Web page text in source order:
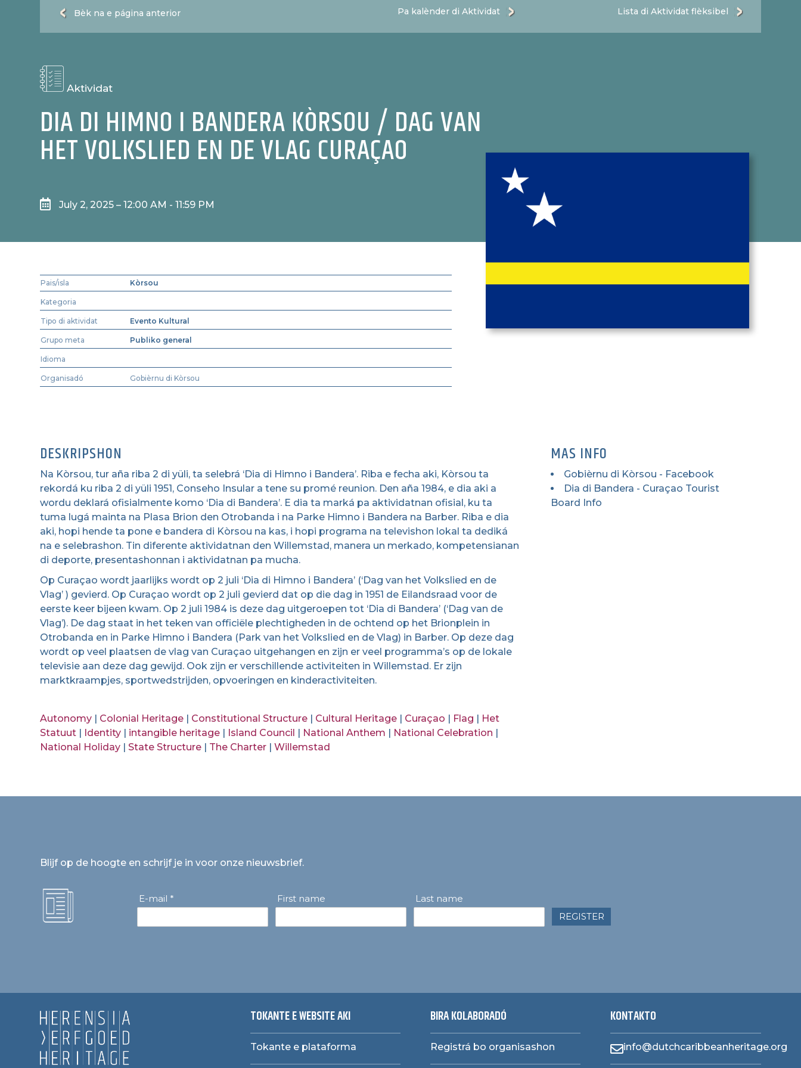
Bèk na e página anterior Pa kalènder di Aktividat Lista di Aktividat flèksibel
Aktividat
DIA DI HIMNO I BANDERA KÒRSOU / DAG VAN
HET VOLKSLIED EN DE VLAG CURAÇAO
 July 2, 2025 – 12:00 AM - 11:59 PM
Pais/isla Kòrsou
Kategoria
Tipo di aktividat Evento Kultural
Grupo meta Publiko general
Idioma
Organisadó Gobièrnu di Kòrsou
DESKRIPSHON
Na Kòrsou, tur aña riba 2 di yüli, ta selebrá ‘Dia di Himno i Bandera’. Riba e fecha aki, Kòrsou ta
rekordá ku riba 2 di yüli 1951, Conseho Insular a tene su promé reunion. Den aña 1984, e dia aki a
wordu deklará ofisialmente komo ‘Dia di Bandera’. E dia ta marká pa aktividatnan ofisial, ku ta
tuma lugá mainta na Plasa Brion den Otrobanda i na Parke Himno i Bandera na Barber. Riba e dia
aki, hopi hende ta pone e bandera di Kòrsou na kas, i hopi programa na televishon lokal ta dediká
na e selebrashon. Tin diferente aktividatnan den Willemstad, manera un merkado, kompetensianan
di deporte, presentashonnan i aktividatnan pa mucha.
Op Curaçao wordt jaarlijks wordt op 2 juli ‘Dia di Himno i Bandera’ (‘Dag van het Volkslied en de
Vlag’ ) gevierd. Op Curaçao wordt op 2 juli gevierd dat op die dag in 1951 de Eilandsraad voor de
eerste keer bijeen kwam. Op 2 juli 1984 is deze dag uitgeroepen tot ‘Dia di Bandera’ (‘Dag van de
Vlag’). De dag staat in het teken van officiële plechtigheden in de ochtend op het Brionplein in
Otrobanda en in Parke Himno i Bandera (Park van het Volkslied en de Vlag) in Barber. Op deze dag
wordt op veel plaatsen de vlag van Curaçao uitgehangen en zijn er veel programma’s op de lokale
televisie aan deze dag gewijd. Ook zijn er verschillende activiteiten in Willemstad. Er zijn
marktkraampjes, sportwedstrijden, opvoeringen en kinderactiviteiten.
Autonomy Colonial Heritage Constitutional Structure Cultural Heritage Curaçao Flag
Het
Statuut
Identity intangible heritage Island Council National Anthem National Celebration
National Holiday
State Structure The Charter |Willemstad
MAS INFO
Gobièrnu di Kòrsou - Facebook
Dia di Bandera - Curaçao Tourist
Board Info
Blijf op de hoogte en schrijf je in voor onze nieuwsbrief.
E-mail * First name
Last name
REGISTER
TOKANTE E WEBSITE AKI
Tokante e plataforma
BIRA KOLABORADÓ
Registrá bo organisashon
KONTAKTO
info@dutchcaribbeanheritage.org